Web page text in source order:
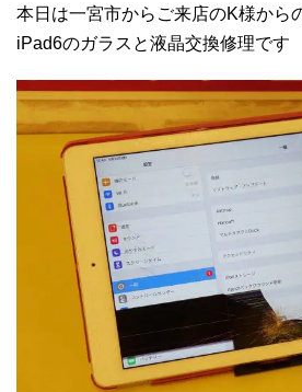
本日は一宮市からご来店のK様から
iPad6のガラスと液晶交換修理です